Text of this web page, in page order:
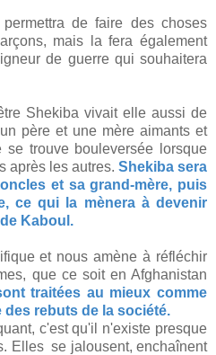
de faire des choses
mais la fera également
de guerre qui souhaitera
Shekiba vivait elle aussi de
père et une mère aimants et
trouve bouleversée lorsque
après les autres. Shekiba sera
et sa grand-mère, puis
ce qui la mènera à devenir
Kaboul.
et nous amène à réfléchir
que ce soit en Afghanistan
traitées au mieux comme
rebuts de la société.
c'est qu'il n'existe presque
Elles se jalousent, enchaînent